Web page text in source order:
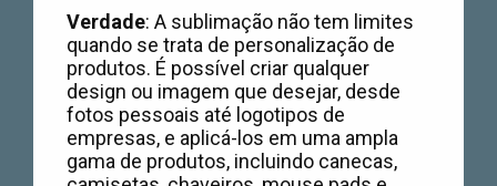
Verdade: A sublimação não tem limites
quando se trata de personalização de
produtos. É possível criar qualquer
design ou imagem que desejar, desde
fotos pessoais até logotipos de
empresas, e aplicá-los em uma ampla
gama de produtos, incluindo canecas,